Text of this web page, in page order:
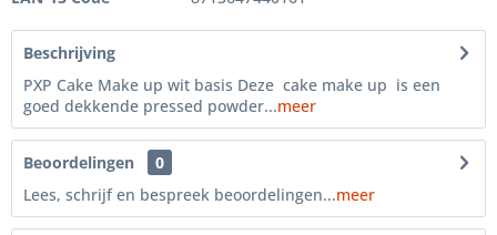
Beschrijving
PXP Cake Make up wit basis Deze cake make up is een
goed dekkende pressed powder...meer
Beoordelingen
0
Lees, schrijf en bespreek beoordelingen...meer